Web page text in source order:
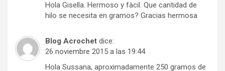
Hola Gisella. Hermoso y fàcil. Que cantidad de
hilo se necesita en gramos? Gracias hermosa
Blog Acrochet dice:
26 noviembre 2015 a las 19:44
Hola Sussana, aproximadamente 250 gramos de